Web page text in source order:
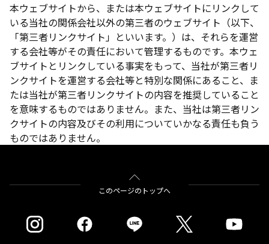
本ウェブサイトから、または本ウェブサイトにリンクして
いる当社の関係会社以外の第三者のウェブサイト（以下、
「第三者リンクサイト」といいます。）は、それらを運営
する会社等がその責任において管理するものです。本ウェ
ブサイトとリンクしている事実をもって、当社が第三者リ
ンクサイトを運営する会社等と特別な関係にあること、ま
たは当社が第三者リンクサイトの内容を推奨していること
を意味するものではありません。また、当社は第三者リン
クサイトの内容及びその利用についていかなる責任も負う
ものではありません。
このページのトップへ